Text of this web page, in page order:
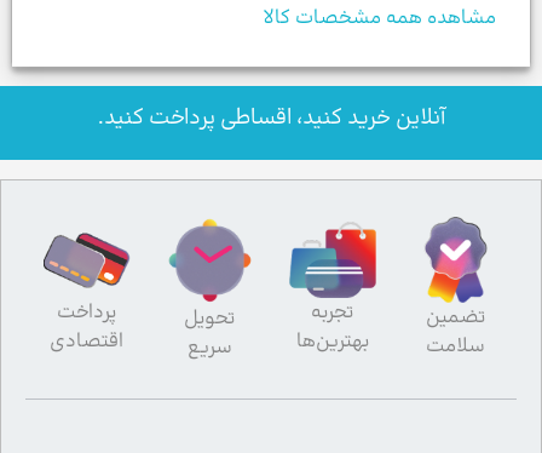
مشاهده همه مشخصات کالا
آنلاین خرید کنید، اقساطی پرداخت کنید.
تضمین
سلامت
تجربه
بهترین‌ها
تحویل
سریع
پرداخت
اقتصادی